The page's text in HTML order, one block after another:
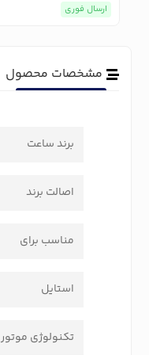
ارسال فوری
مشخصات محصول
برند ساعت
اصالت برند
مناسب برای
استایل
تکنولوژی موتور